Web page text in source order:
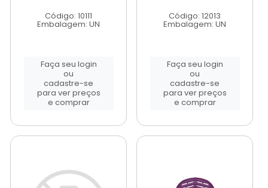
Código: 10111
Embalagem: UN
Faça seu login
ou
cadastre-se
para ver preços
e comprar
Código: 12013
Embalagem: UN
Faça seu login
ou
cadastre-se
para ver preços
e comprar